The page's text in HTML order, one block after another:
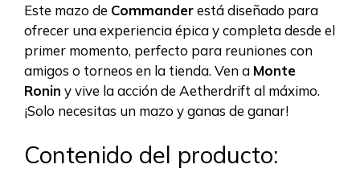
Este mazo de Commanderestá diseñado para
ofrecer una experiencia épica y completa desde el
primer momento, perfecto para reuniones con
amigos o torneos en la tienda. Ven a Monte
Ronin y vive la acción de Aetherdrift al máximo.
¡Solo necesitas un mazo y ganas de ganar!
Contenido del producto: